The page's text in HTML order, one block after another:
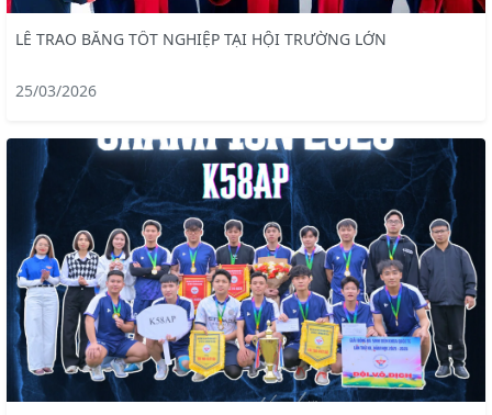
LỄ TRAO BẰNG TỐT NGHIỆP TẠI HỘI TRƯỜNG LỚN
25/03/2026